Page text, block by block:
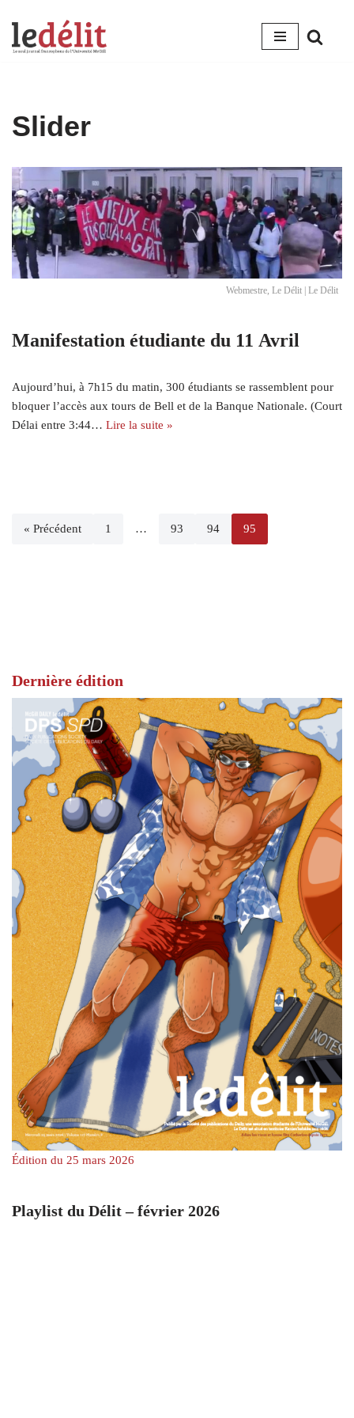
Aller
Slider
Webmestre, Le Délit | Le Délit
Manifestation étudiante du 11 Avril
Aujourd’hui, à 7h15 du matin, 300 étudiants se rassemblent pour
bloquer l’accès aux tours de Bell et de la Banque Nationale. (Court
Délai entre 3:44… Lire la suite »
« Précédent 1 … 93 94 95
Dernière édition
Édition du 25 mars 2026
Playlist du Délit – février 2026